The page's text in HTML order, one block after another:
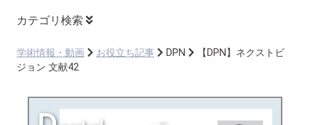
カテゴリ検索
学術情報・動画 お役立ち記事 DPN
【DPN】ネクストビ
ジョン 文献42